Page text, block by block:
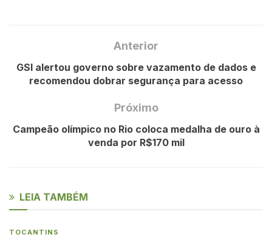
Anterior
GSI alertou governo sobre vazamento de dados e
recomendou dobrar segurança para acesso
Próximo
Campeão olímpico no Rio coloca medalha de ouro à
venda por R$170 mil
LEIA TAMBÉM
TOCANTINS